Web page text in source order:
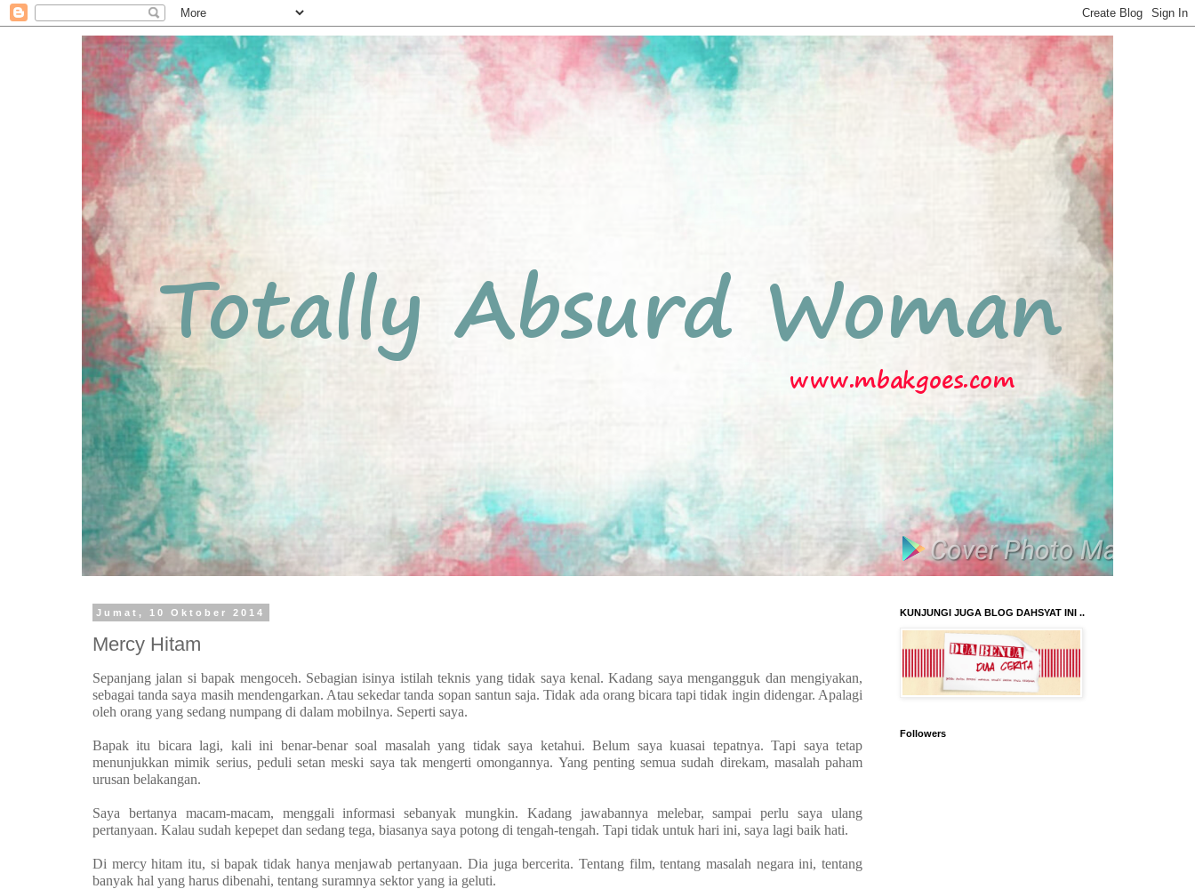
Jumat, 10 Oktober 2014
Mercy Hitam
Sepanjang jalan si bapak mengoceh. Sebagian isinya istilah teknis yang tidak saya kenal. Kadang saya mengangguk dan mengiyakan,
sebagai tanda saya masih mendengarkan. Atau sekedar tanda sopan santun saja. Tidak ada orang bicara tapi tidak ingin didengar. Apalagi
oleh orang yang sedang numpang di dalam mobilnya. Seperti saya.
Bapak itu bicara lagi, kali ini benar-benar soal masalah yang tidak saya ketahui. Belum saya kuasai tepatnya. Tapi saya tetap
menunjukkan mimik serius, peduli setan meski saya tak mengerti omongannya. Yang penting semua sudah direkam, masalah paham
urusan belakangan.
Saya bertanya macam-macam, menggali informasi sebanyak mungkin. Kadang jawabannya melebar, sampai perlu saya ulang
pertanyaan. Kalau sudah kepepet dan sedang tega, biasanya saya potong di tengah-tengah. Tapi tidak untuk hari ini, saya lagi baik hati.
Di mercy hitam itu, si bapak tidak hanya menjawab pertanyaan. Dia juga bercerita. Tentang film, tentang masalah negara ini, tentang
banyak hal yang harus dibenahi, tentang suramnya sektor yang ia geluti.
KUNJUNGI JUGA BLOG DAHSYAT INI ..
Followers